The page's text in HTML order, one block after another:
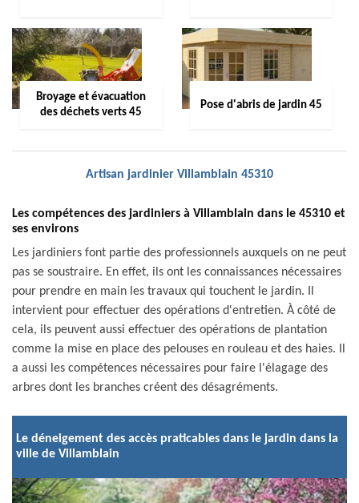
Broyage et évacuation
des déchets verts 45
Pose d'abris de jardin 45
Artisan jardinier Villamblain 45310
Les compétences des jardiniers à Villamblain dans le 45310 et
ses environs
Les jardiniers font partie des professionnels auxquels on ne peut
pas se soustraire. En effet, ils ont les connaissances nécessaires
pour prendre en main les travaux qui touchent le jardin. Il
intervient pour effectuer des opérations d'entretien. À côté de
cela, ils peuvent aussi effectuer des opérations de plantation
comme la mise en place des pelouses en rouleau et des haies. Il
a aussi les compétences nécessaires pour faire l'élagage des
arbres dont les branches créent des désagréments.
Le déneigement des accès praticables dans le jardin dans la
ville de Villamblain